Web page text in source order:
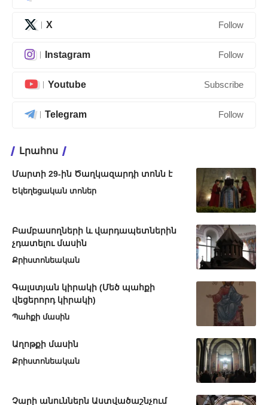
X Follow
Instagram Follow
Youtube Subscribe
Telegram Follow
Լրահոս
Մարտի 29-ին Ծաղկազարդի տոնն է
Եկեղեցական տոներ
Բամբասողների և վարդապետներին
չդատելու մասին
Քրիստոնեական
Գալստյան կիրակի (Մեծ պահքի
վեցերորդ կիրակի)
Պահքի մասին
Աղոթքի մասին
Քրիստոնեական
Չարի անուններն Աստվածաշնչում